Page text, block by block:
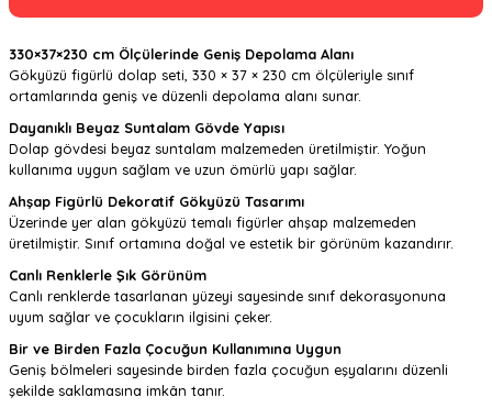
330×37×230 cm Ölçülerinde Geniş Depolama Alanı
Gökyüzü figürlü dolap seti, 330 × 37 × 230 cm ölçüleriyle sınıf
ortamlarında geniş ve düzenli depolama alanı sunar.
Dayanıklı Beyaz Suntalam Gövde Yapısı
Dolap gövdesi beyaz suntalam malzemeden üretilmiştir. Yoğun
kullanıma uygun sağlam ve uzun ömürlü yapı sağlar.
Ahşap Figürlü Dekoratif Gökyüzü Tasarımı
Üzerinde yer alan gökyüzü temalı figürler ahşap malzemeden
üretilmiştir. Sınıf ortamına doğal ve estetik bir görünüm kazandırır.
Canlı Renklerle Şık Görünüm
Canlı renklerde tasarlanan yüzeyi sayesinde sınıf dekorasyonuna
uyum sağlar ve çocukların ilgisini çeker.
Bir ve Birden Fazla Çocuğun Kullanımına Uygun
Geniş bölmeleri sayesinde birden fazla çocuğun eşyalarını düzenli
şekilde saklamasına imkân tanır.